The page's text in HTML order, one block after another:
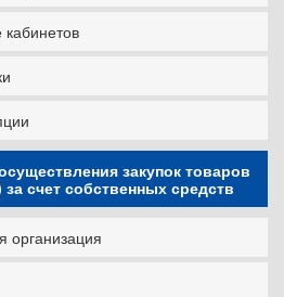
закупок товаров
счет собственных средств
организация